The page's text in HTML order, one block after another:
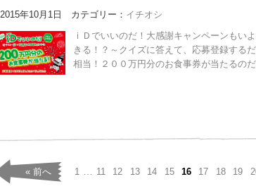
2015年10月1日 カテゴリー： イチオシ
ｉＤでいいのだ！大感謝キャンペーンもい
きる！？～クイズに答えて、応募登録する
相当！２００万円分のお食事券が当たるの
« 前へ 1 11 12 13 14 15 16 17 18 19